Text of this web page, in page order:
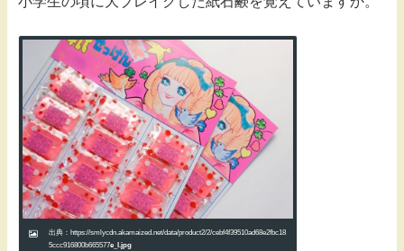
出典：https://smlycdn.akamaized.net/data/product2/2/cebf4f39510ad68e2fbc18
5ccc916800b665577e_l.jpg